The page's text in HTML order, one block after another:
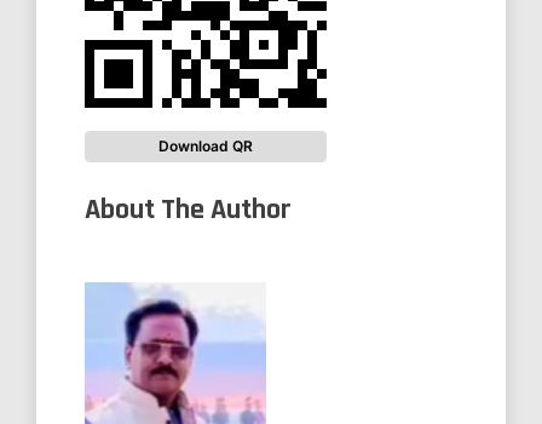
Download QR
About The Author